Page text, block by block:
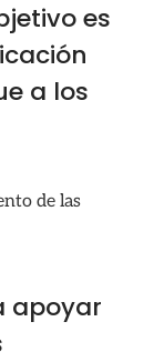
es
a los
de las
apoyar